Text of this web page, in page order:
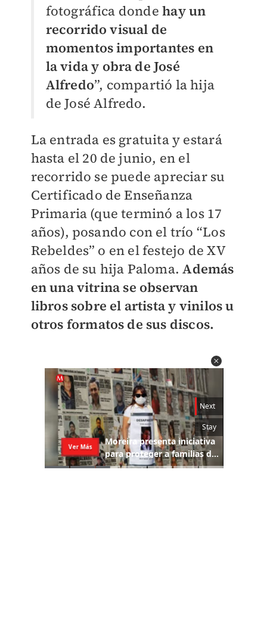
fotográfica donde hay un
recorrido visual de
momentos importantes en
la vida y obra de José
Alfredo”, compartió la hija
de José Alfredo.
La entrada es gratuita y estará
hasta el 20 de junio, en el
recorrido se puede apreciar su
Certificado de Enseñanza
Primaria (que terminó a los 17
años), posando con el trío “Los
Rebeldes” o en el festejo de XV
años de su hija Paloma.Además
en una vitrina se observan
libros sobre el artista y vinilos u
otros formatos de sus discos.